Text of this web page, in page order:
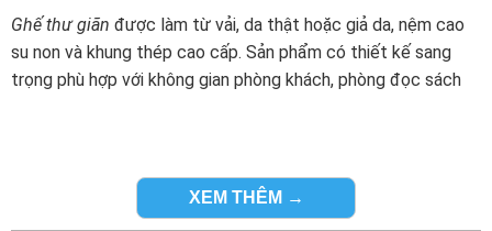
Ghế thư giãn được làm từ vải, da thật hoặc giả da, nệm cao
su non và khung thép cao cấp. Sản phẩm có thiết kế sang
trọng phù hợp với không gian phòng khách, phòng đọc sách
XEM THÊM →